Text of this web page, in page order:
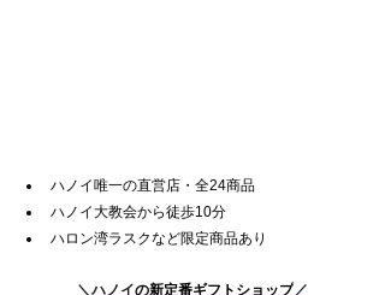
ハノイ唯一の直営店・全24商品
ハノイ大教会から徒歩10分
ハロン湾ラスクなど限定商品あり
＼ハノイの新定番ギフトショップ ／